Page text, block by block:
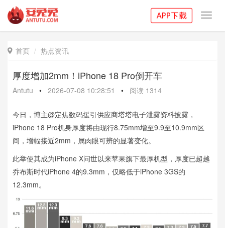
 首页 热点资讯
厚度增加2mm！iPhone 18 Pro倒开车
Antutu • 2026-07-08 10:28:51 • 阅读 1314
今日，博主@定焦数码援引供应商塔塔电子泄露资料披露，
iPhone 18 Pro机身厚度将由现行8.75mm增至9.9至10.9mm区
间，增幅接近2mm，属肉眼可辨的显著变化。
此举使其成为iPhone X问世以来苹果旗下最厚机型，厚度已超越
乔布斯时代iPhone 4的9.3mm，仅略低于iPhone 3GS的
12.3mm。